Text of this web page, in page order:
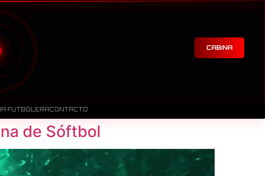
CABINA
FUTBOLERACONTACTO
de Sóftbol